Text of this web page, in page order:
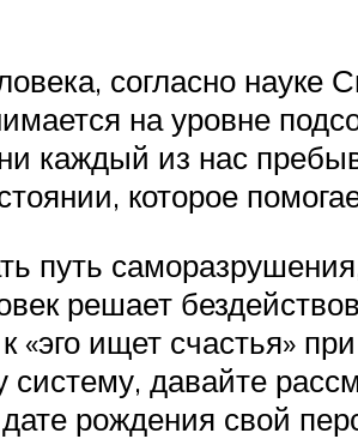
согласно
на уровне
каждый из нас
которое
путь
решает
«эго ищет счастья»
давайте
рождения свой